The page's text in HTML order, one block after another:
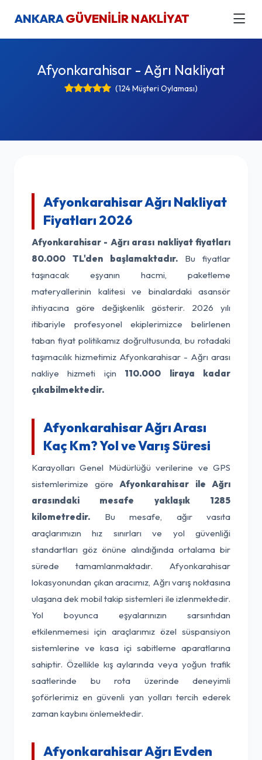
ANKARAGÜVENİLİR NAKLİYAT
Afyonkarahisar - Ağrı Nakliyat
(124 Müşteri Oylaması)
Afyonkarahisar Ağrı Nakliyat
Fiyatları 2026
Afyonkarahisar - Ağrı arası nakliyat fiyatları
80.000 TL'den başlamaktadır. Bu fiyatlar
taşınacak eşyanın hacmi, paketleme
materyallerinin kalitesi ve binalardaki asansör
ihtiyacına göre değişkenlik gösterir. 2026 yılı
itibariyle profesyonel ekiplerimizce belirlenen
taban fiyat politikamız doğrultusunda, bu rotadaki
taşımacılık hizmetimiz Afyonkarahisar - Ağrı arası
nakliye hizmeti için 110.000 liraya kadar
çıkabilmektedir.
Afyonkarahisar Ağrı Arası
Kaç Km? Yol ve Varış Süresi
Karayolları Genel Müdürlüğü verilerine ve GPS
sistemlerimize göre Afyonkarahisar ile Ağrı
arasındaki mesafe yaklaşık 1285
kilometredir. Bu mesafe, ağır vasıta
araçlarımızın hız sınırları ve yol güvenliği
standartları göz önüne alındığında ortalama bir
sürede tamamlanmaktadır. Afyonkarahisar
lokasyonundan çıkan aracımız, Ağrı varış noktasına
ulaşana dek mobil takip sistemleri ile izlenmektedir.
Yol boyunca eşyalarınızın sarsıntıdan
etkilenmemesi için araçlarımız özel süspansiyon
sistemlerine ve kasa içi sabitleme aparatlarına
sahiptir. Özellikle kış aylarında veya yoğun trafik
saatlerinde bu rota üzerinde deneyimli
şoförlerimiz en güvenli yan yolları tercih ederek
zaman kaybını önlemektedir.
Afyonkarahisar Ağrı Evden